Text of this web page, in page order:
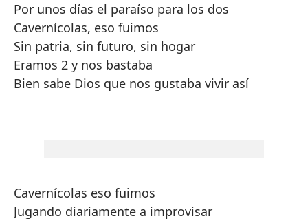
Por unos días el paraíso para los dos
Cavernícolas, eso fuimos
Sin patria, sin futuro, sin hogar
Eramos 2 y nos bastaba
Bien sabe Dios que nos gustaba vivir así
Cavernícolas eso fuimos
Jugando diariamente a improvisar